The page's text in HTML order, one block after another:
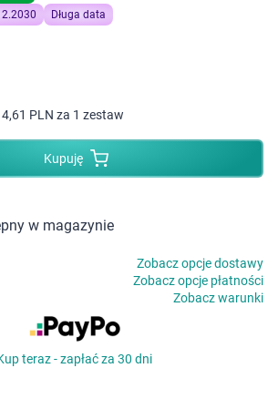
Długa data
PLN za 1 zestaw
Kupuję
w magazynie
Zobacz opcje dostawy
Zobacz opcje płatności
Zobacz warunki
teraz - zapłać za 30 dni